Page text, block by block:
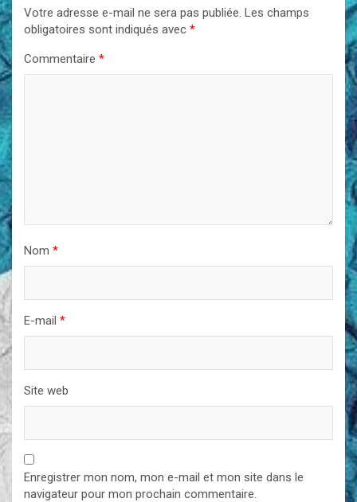
Votre adresse e-mail ne sera pas publiée. Les champs
obligatoires sont indiqués avec *
Commentaire *
Nom *
E-mail *
Site web
Enregistrer mon nom, mon e-mail et mon site dans le
navigateur pour mon prochain commentaire.